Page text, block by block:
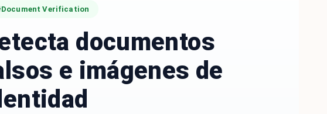
Document Verification
documentos
e imágenes de